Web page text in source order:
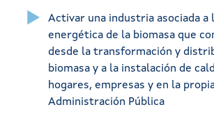
Activar una industria asociada a
energética de la biomasa que
desde la transformación y
biomasa y a la instalación de
hogares, empresas y en la
Administración Pública